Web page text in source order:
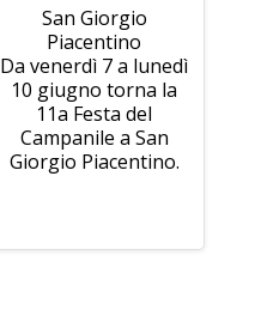
San Giorgio
Piacentino
Da venerdì 7 a lunedì
10 giugno torna la
11a Festa del
Campanile a San
Giorgio Piacentino.